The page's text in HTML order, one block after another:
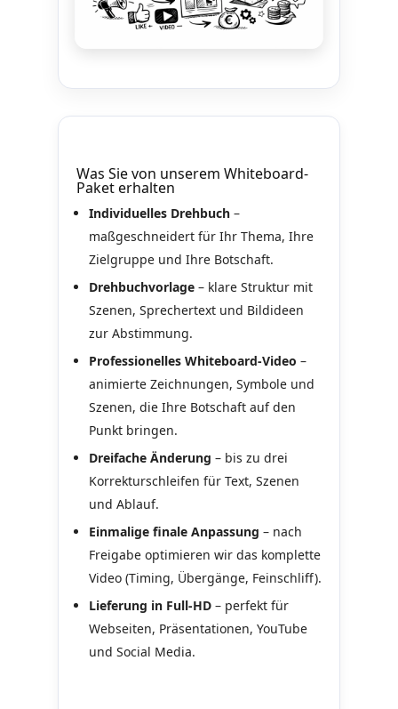
Was Sie von unserem Whiteboard-
Paket erhalten
Individuelles Drehbuch–
maßgeschneidert für Ihr Thema, Ihre
Zielgruppe und Ihre Botschaft.
Drehbuchvorlage– klare Struktur mit
Szenen, Sprechertext und Bildideen
zur Abstimmung.
Professionelles Whiteboard-Video –
animierte Zeichnungen, Symbole und
Szenen, die Ihre Botschaft auf den
Punkt bringen.
Dreifache Änderung – bis zu drei
Korrekturschleifen für Text, Szenen
und Ablauf.
Einmalige finale Anpassung – nach
Freigabe optimieren wir das komplette
Video (Timing, Übergänge, Feinschliff).
Lieferung in Full-HD– perfekt für
Webseiten, Präsentationen, YouTube
und Social Media.